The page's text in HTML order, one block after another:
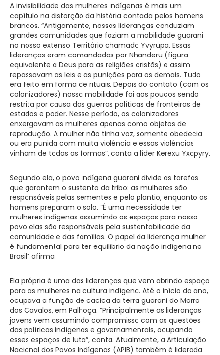
A invisibilidade das mulheres indígenas é mais um
capítulo na distorção da história contada pelos homens
brancos. “Antigamente, nossas lideranças conduziam
grandes comunidades que faziam a mobilidade guarani
no nosso extenso Território chamado Yvyrupa. Essas
lideranças eram comandadas por Nhanderu (figura
equivalente a Deus para as religiões cristãs) e assim
repassavam as leis e as punições para os demais. Tudo
era feito em forma de rituais. Depois do contato (com os
colonizadores) nossa mobilidade foi aos poucos sendo
restrita por causa das guerras políticas de fronteiras de
estados e poder. Nesse período, os colonizadores
enxergavam as mulheres apenas como objetos de
reprodução. A mulher não tinha voz, somente obedecia
ou era punida com muita violência e essas violências
vinham de todas as formas”, conta a líder Kerexu Yxapyry.
Segundo ela, o povo indígena guarani divide as tarefas
que garantem o sustento da tribo: as mulheres são
responsáveis pelas sementes e pelo plantio, enquanto os
homens preparam o solo. “É uma necessidade ter
mulheres indígenas assumindo os espaços para nosso
povo elas são responsáveis pela sustentabilidade da
comunidade e das famílias. O papel da liderança mulher
é fundamental para ter equilíbrio da nação indígena no
Brasil” afirma.
Ela própria é uma das lideranças que vem abrindo espaço
para as mulheres na cultura indígena. Até o início do ano,
ocupava a função de cacica da terra guarani do Morro
dos Cavalos, em Palhoça. “Principalmente as lideranças
jovens vem assumindo compromisso com as questões
das políticas indígenas e governamentais, ocupando
esses espaços de luta”, conta. Atualmente, a Articulação
Nacional dos Povos Indígenas (APIB) também é liderada